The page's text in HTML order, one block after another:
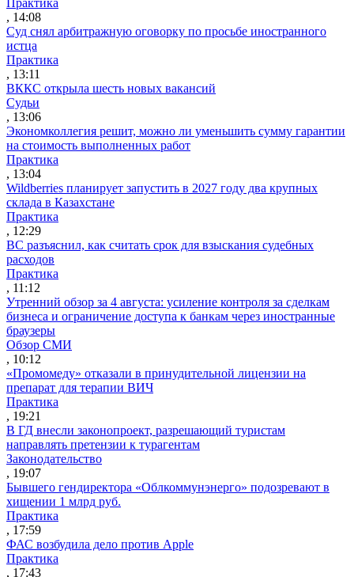
, 14:08
Суд снял арбитражную оговорку по просьбе иностранного
истца
Практика
, 13:11
ВККС открыла шесть новых вакансий
Судьи
, 13:06
Экономколлегия решит, можно ли уменьшить сумму гарантии
на стоимость выполненных работ
Практика
, 13:04
Wildberries планирует запустить в 2027 году два крупных
склада в Казахстане
Практика
, 12:29
ВС разъяснил, как считать срок для взыскания судебных
расходов
Практика
, 11:12
Утренний обзор за 4 августа: усиление контроля за сделкам
бизнеса и ограничение доступа к банкам через иностранные
браузеры
Обзор СМИ
, 10:12
«Промомеду» отказали в принудительной лицензии на
препарат для терапии ВИЧ
Практика
, 19:21
В ГД внесли законопроект, разрешающий туристам
направлять претензии к турагентам
Законодательство
, 19:07
Бывшего гендиректора «Облкоммунэнерго» подозревают в
хищении 1 млрд руб.
Практика
, 17:59
ФАС возбудила дело против Apple
Практика
, 17:43